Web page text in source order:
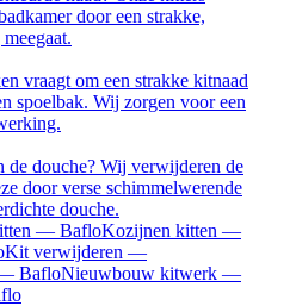
door een strakke,
vraagt om een strakke kitnaad
spoelbak. Wij zorgen voor een
douche? Wij verwijderen de
door verse schimmelwerende
douche.
— BafloKozijnen kitten —
Kit verwijderen —
BafloNieuwbouw kitwerk —